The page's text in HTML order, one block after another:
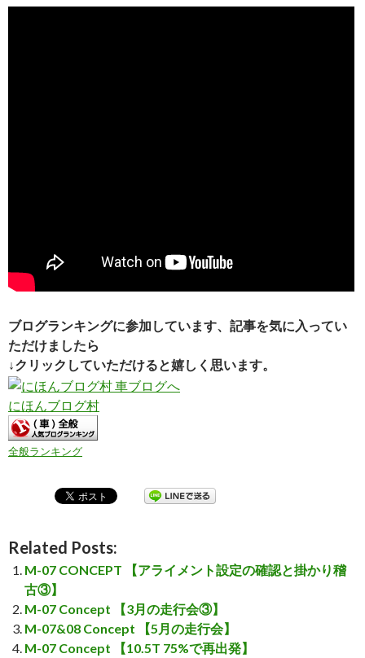
ブログランキングに参加しています、記事を気に入ってい
ただけましたら
↓クリックしていただけると嬉しく思います。
にほんブログ村
全般ランキング
Related Posts:
M-07 CONCEPT 【アライメント設定の確認と掛かり稽
古③】
M-07 Concept 【3月の走行会③】
M-07&08 Concept 【5月の走行会】
M-07 Concept 【10.5T 75%で再出発】